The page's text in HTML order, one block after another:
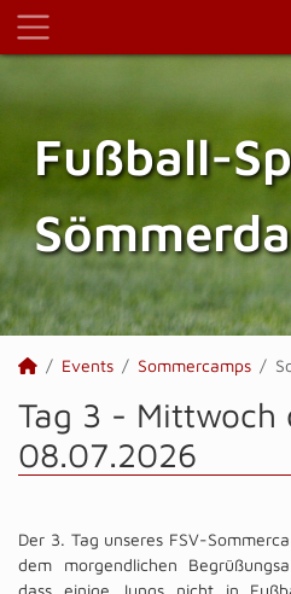
Fußball-
Events Sommercamps
Tag 3 - Mittwoch
08.07.2026
Der 3. Tag unseres FSV-
dem morgendlichen
dass einige Jungs nicht in